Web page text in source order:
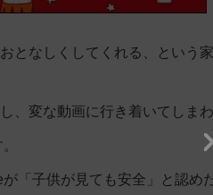
となしくしてくれる、という
、変な動画に行き着いてしま
「子供が見ても安全」と認め